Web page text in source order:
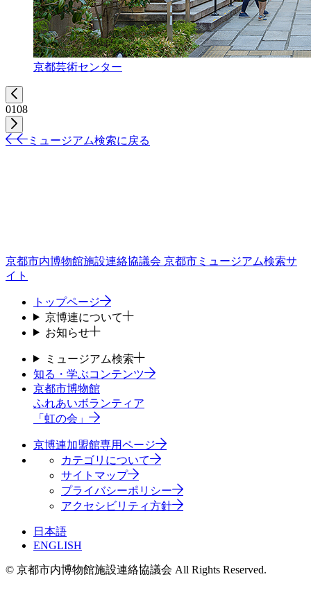
京都芸術センター
0108
ミュージアム検索に戻る
京都市内博物館施設連絡協議会 京都市ミュージアム検索サ
イト
トップページ
京博連について
お知らせ
ミュージアム検索
知る・学ぶコンテンツ
京都市博物館
ふれあいボランティア
「虹の会」
京博連加盟館専用ページ
カテゴリについて
サイトマップ
プライバシーポリシー
アクセシビリティ方針
日本語
ENGLISH
© 京都市内博物館施設連絡協議会 All Rights Reserved.